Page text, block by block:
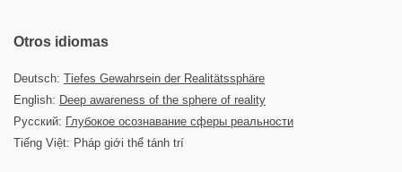
Otros idiomas
Deutsch: Tiefes Gewahrsein der Realitätssphäre
English: Deep awareness of the sphere of reality
Русский: Глубокое осознавание сферы реальности
Tiếng Việt: Pháp giới thể tánh trí